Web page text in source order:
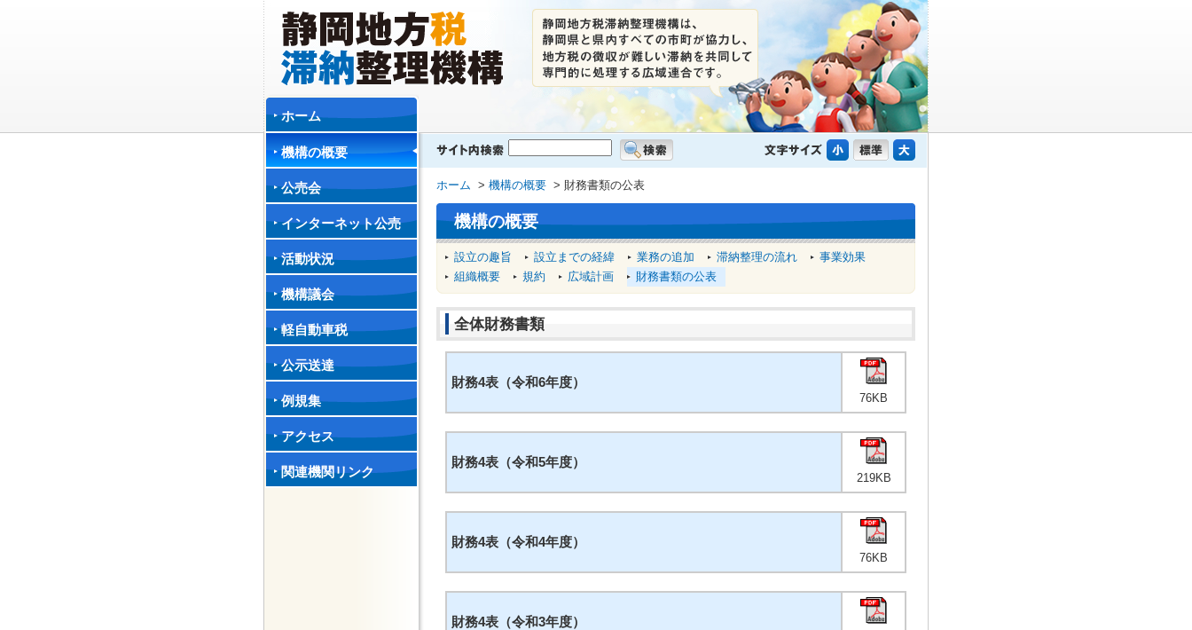
ホーム
機構の概要
公売会
インターネット公売
活動状況
機構議会
軽自動車税
公示送達
例規集
アクセス
関連機関リンク
ホーム > 機構の概要 > 財務書類の公表
機構の概要
設立の趣旨 設立までの経緯 業務の追加 滞納整理の流れ
事業効果
組織概要
規約 広域計画 財務書類の公表
全体財務書類
財務4表（令和6年度）
76KB
財務4表（令和5年度）
219KB
財務4表（令和4年度）
76KB
財務4表（令和3年度）